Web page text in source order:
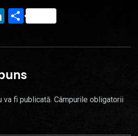
LinkedIn
Partajează
va fi publicată. Câmpurile obligatorii